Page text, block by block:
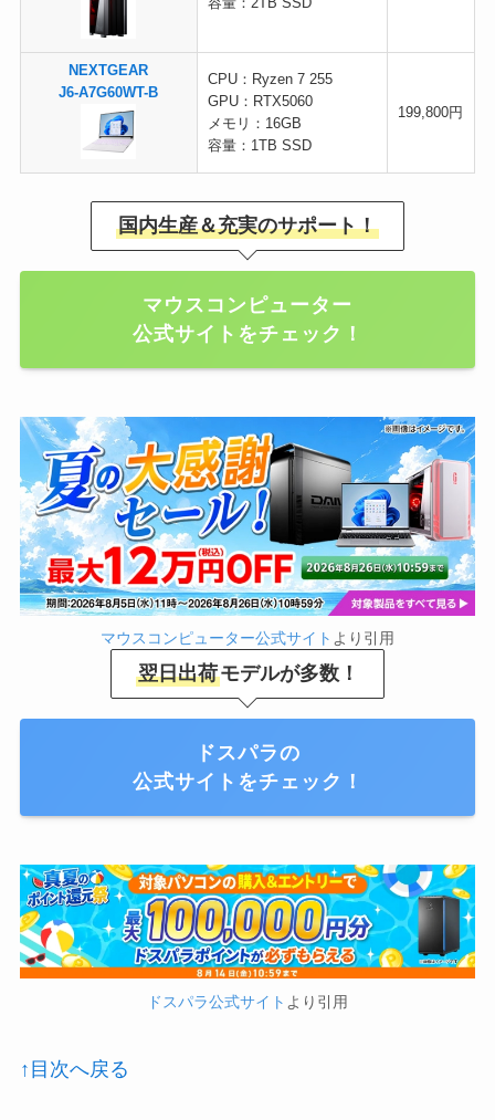
容量：2TB SSD
NEXTGEAR
J6-A7G60WT-B
CPU：Ryzen 7 255
GPU：RTX5060
メモリ：16GB
容量：1TB SSD
199,800円
国内生産＆充実のサポート！
マウスコンピューター
公式サイトをチェック！
マウスコンピューター公式サイト より引用
翌日出荷モデルが多数！
ドスパラの
公式サイトをチェック！
ドスパラ公式サイト より引用
↑目次へ戻る